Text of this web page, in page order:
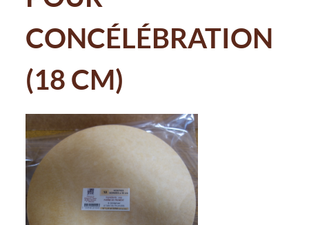
CONCÉLÉBRATION
(18 CM)